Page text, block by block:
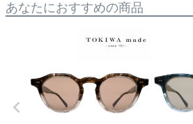
あなたにおすすめの商品